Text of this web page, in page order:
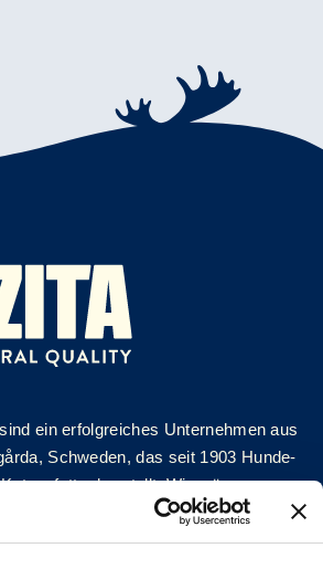
ein erfolgreiches Unternehmen aus
Schweden, das seit 1903 Hunde-
herstellt. Wir mögen es
und einfach. Wir stellen unser
und Katzenfutter aus hochwertigen